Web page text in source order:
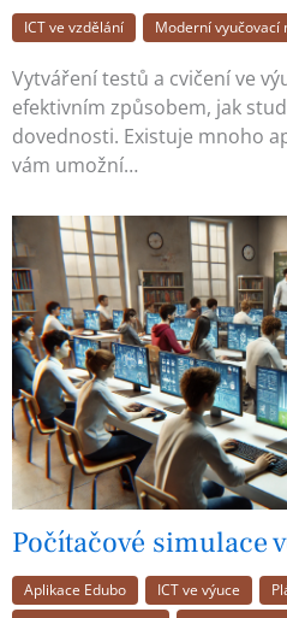
ICT ve vzdělání Moderní vyučovací
Vytváření testů a cvičení ve
efektivním způsobem, jak
dovednosti. Existuje mnoho
vám umožní…
Počítačové simulace
Aplikace Edubo ICT ve výuce